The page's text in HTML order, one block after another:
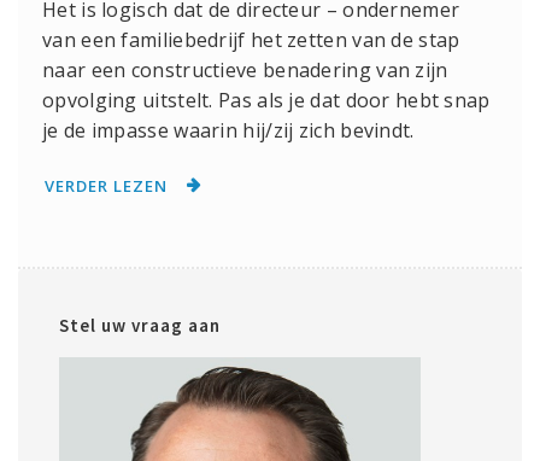
Het is logisch dat de directeur – ondernemer
van een familiebedrijf het zetten van de stap
naar een constructieve benadering van zijn
opvolging uitstelt. Pas als je dat door hebt snap
je de impasse waarin hij/zij zich bevindt.
VERDER LEZEN
Stel uw vraag aan